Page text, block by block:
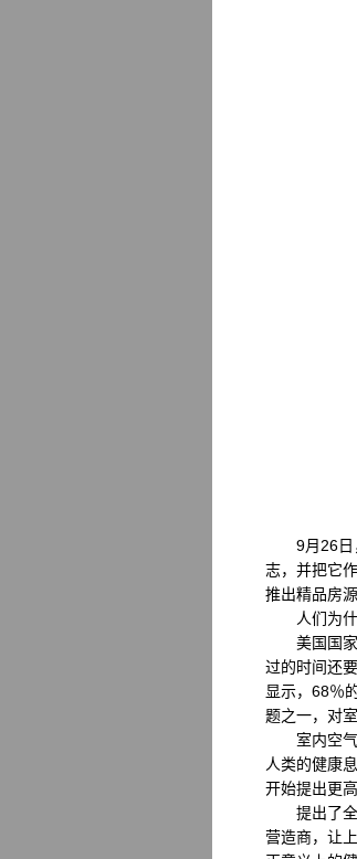
9月26日，
志，并把它
推出精品房
人们为什
美国国家
过的时间还
显示，68％
题之一，对
室内空气
人类的健康
开始提出更
提出了全
营造商，让